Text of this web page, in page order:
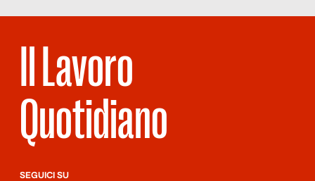
Il Lavoro
Quotidiano
SEGUICI SU